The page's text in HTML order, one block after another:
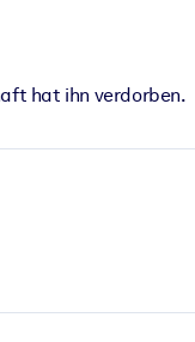
hat ihn verdorben.